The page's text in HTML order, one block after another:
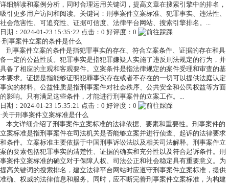
详细解读和案例分析，同时合理运用关键词，提高文章在搜索引擎中的排名，
吸引更多用户访问和阅读。关键词：刑事案件立案标准、犯罪事实、违法性、
社会危害性、可追究性、证据可信度、法律平台网站、搜索引擎排名。...
日期：2024-01-23 15:35:22 点击：0 好评度：0
·刑事案件立案的条件是什么
刑事案件立案的条件是指犯罪事实的存在、符合立案条件、证据的存在和具
备一定的公益性质。犯罪事实是指犯罪嫌疑人实施了违反刑法规定的行为，并
具备了相应的主观和客观要件。立案条件是指法律规定的案件受理和审查的基
本要求。证据是指能够证明犯罪事实存在或者不存在的一切可以提供法庭认定
事实的材料。公益性质是指刑事案件对社会秩序、公共安全和公民权益等方面
的影响。只有满足这些条件，才能进行刑事案件的立案工作。...
日期：2024-01-23 15:35:21 点击：0 好评度：0
·关于刑事案件立案标准是什么
本文详细介绍了刑事案件立案标准的法律依据、要素和重要性。刑事案件的
立案标准是指刑事案件在司法机关是否能够立案并进行侦查、起诉的法律要求
和条件。立案标准主要依据于中国刑事诉讼法以及相关司法解释。刑事案件立
案的要素包括犯罪事实的清楚性、证据的确实和充分性以及符合起诉条件。刑
事案件立案标准的确立对于保障人权、司法公正和社会稳定具有重要意义。为
提高关键词的搜索排名，建立法律平台网站时应遵守刑事案件立案标准，提供
准确、权威的法律信息和服务。同时，应不断完善刑事案件立案标准，为构建